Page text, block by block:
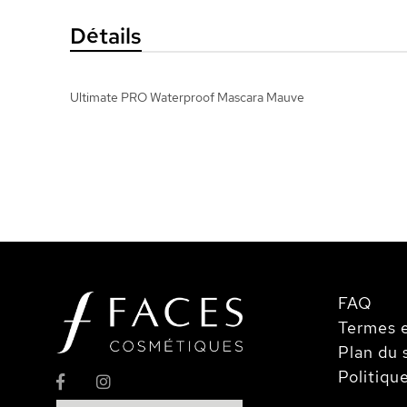
d’imagesDétails
Ultimate PRO Waterproof Mascara Mauve
FAQ
Termes
Plan du